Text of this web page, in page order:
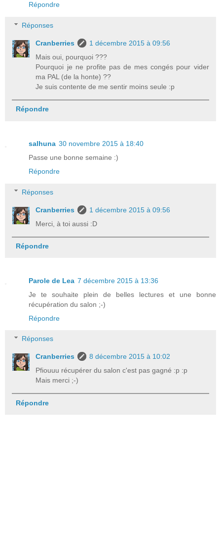
Répondre
Réponses
Cranberries
1 décembre 2015 à 09:56
Mais oui, pourquoi ???
Pourquoi je ne profite pas de mes congés pour vider
ma PAL (de la honte) ??
Je suis contente de me sentir moins seule :p
Répondre
salhuna 30 novembre 2015 à 18:40
Passe une bonne semaine :)
Répondre
Réponses
Cranberries
1 décembre 2015 à 09:56
Merci, à toi aussi :D
Répondre
Parole de Lea 7 décembre 2015 à 13:36
Je te souhaite plein de belles lectures et une bonne
récupération du salon ;-)
Répondre
Réponses
Cranberries
8 décembre 2015 à 10:02
Pfiouuu récupérer du salon c'est pas gagné :p :p
Mais merci ;-)
Répondre